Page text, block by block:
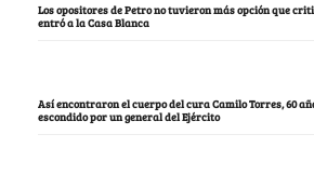
Los opositores de Petro no tuvieron más opción que
entró a la Casa Blanca
Así encontraron el cuerpo del cura Camilo Torres, 60
escondido por un general del Ejército